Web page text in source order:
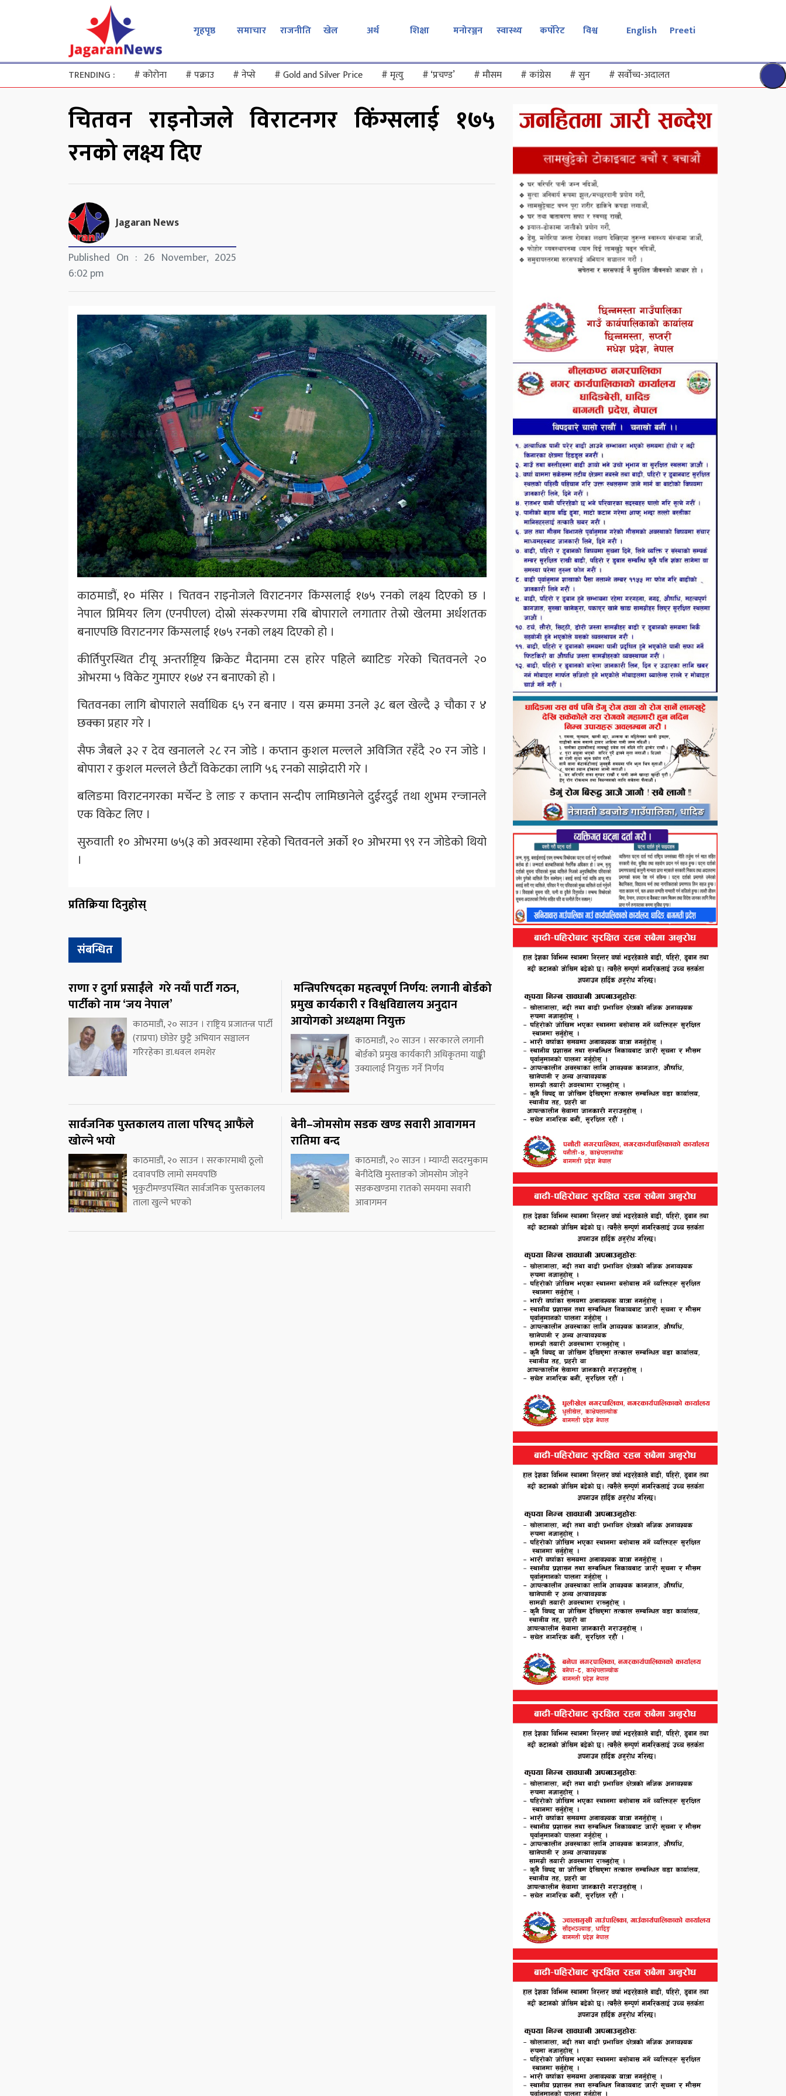
गृहपृष्ठ समाचार राजनीति खेल अर्थ शिक्षा मनोरञ्जन स्वास्थ्य कर्पोरेट विश्व English Preeti
TRENDING : #कोरोना #पक्राउ #नेप्से #Gold and Silver Price #मृत्यु #‘प्रचण्ड’ #मौसम #कांग्रेस #सुन #सर्वोच्च-अदालत
चितवन राइनोजले विराटनगर किंग्सलाई १७५
रनको लक्ष्य दिए
Jagaran News
Published On : 26 November, 2025
6:02 pm
काठमाडौं, १० मंसिर । चितवन राइनोजले विराटनगर किंग्सलाई १७५ रनको लक्ष्य दिएको छ ।
नेपाल प्रिमियर लिग (एनपीएल) दोस्रो संस्करणमा रबि बोपाराले लगातार तेस्रो खेलमा अर्धशतक
बनाएपछि विराटनगर किंग्सलाई १७५ रनको लक्ष्य दिएको हो ।
कीर्तिपुरस्थित टीयू अन्तर्राष्ट्रिय क्रिकेट मैदानमा टस हारेर पहिले ब्याटिङ गरेको चितवनले २०
ओभरमा ५ विकेट गुमाएर १७४ रन बनाएको हो ।
चितवनका लागि बोपाराले सर्वाधिक ६५ रन बनाए । यस क्रममा उनले ३८ बल खेल्दै ३ चौका र ४
छक्का प्रहार गरे ।
सैफ जैबले ३२ र देव खनालले २८ रन जोडे । कप्तान कुशल मल्लले अविजित रहँदै २० रन जोडे ।
बोपारा र कुशल मल्लले छैटौं विकेटका लागि ५६ रनको साझेदारी गरे ।
बलिङमा विराटनगरका मर्चेन्ट डे लाङ र कप्तान सन्दीप लामिछानेले दुईरदुई तथा शुभम रन्जानले
एक विकेट लिए ।
सुरुवाती १० ओभरमा ७५(३ को अवस्थामा रहेको चितवनले अर्को १० ओभरमा ९९ रन जोडेको थियो
।
प्रतिक्रिया दिनुहोस्
संबन्धित
राणा र दुर्गा प्रसाईंले गरे नयाँ पार्टी गठन,
पार्टीको नाम ‘जय नेपाल’
काठमाडौं, २० साउन । राष्ट्रिय प्रजातन्त्र पार्टी
(राप्रपा) छोडेर छुट्टै अभियान सञ्चालन
गरिरहेका डा.धवल शमशेर
मन्त्रिपरिषद्का महत्वपूर्ण निर्णय: लगानी बोर्डको
प्रमुख कार्यकारी र विश्वविद्यालय अनुदान
आयोगको अध्यक्षमा नियुक्त
काठमाडौं, २० साउन । सरकारले लगानी
बोर्डको प्रमुख कार्यकारी अधिकृतमा याङ्की
उक्यालाई नियुक्त गर्ने निर्णय
सार्वजनिक पुस्तकालय ताला परिषद् आफैंले
खोल्ने भयो
काठमाडौं, २० साउन । सरकारमाथी ठूलो
दवावपछि लामो समयपछि
भृकुटीमण्डपस्थित सार्वजनिक पुस्तकालय
ताला खुल्ने भएको
बेनी–जोमसोम सडक खण्ड सवारी आवागमन
रातिमा बन्द
काठमाडौं, २० साउन । म्याग्दी सदरमुकाम
बेनीदेखि मुस्ताङको जोमसोम जोड्ने
सडकखण्डमा रातको समयमा सवारी
आवागमन